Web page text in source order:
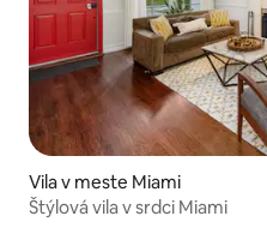
Vila v meste Miami
Štýlová vila v srdci Miami